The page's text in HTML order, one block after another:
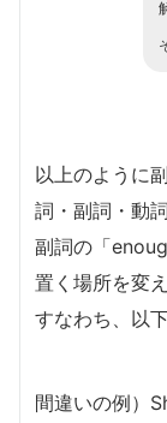
以上のように
詞・副詞・動
副詞の「
置く場所を変
すなわち、以
間違いの例）